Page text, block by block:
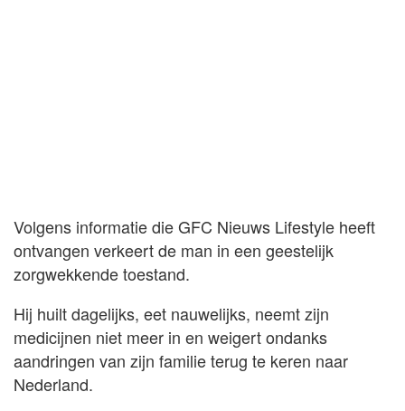
Volgens informatie die GFC Nieuws Lifestyle heeft
ontvangen verkeert de man in een geestelijk
zorgwekkende toestand.
Hij huilt dagelijks, eet nauwelijks, neemt zijn
medicijnen niet meer in en weigert ondanks
aandringen van zijn familie terug te keren naar
Nederland.